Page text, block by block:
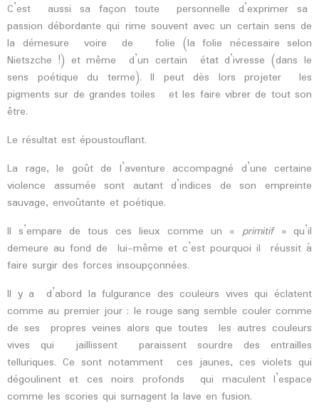
C’est aussi sa façon toute personnelle d’exprimer sa
passion débordante qui rime souvent avec un certain sens de
la démesure voire de folie (la folie nécessaire selon
Nietszche !) et même d’un certain état d’ivresse (dans le
sens poétique du terme). Il peut dès lors projeter les
pigments sur de grandes toiles et les faire vibrer de tout son
être.
Le résultat est époustouflant.
La rage, le goût de l’aventure accompagné d’une certaine
violence assumée sont autant d’indices de son empreinte
sauvage, envoûtante et poétique.
Il s’empare de tous ces lieux comme un « primitif» qu’il
demeure au fond de lui-même et c’est pourquoi il réussit à
faire surgir des forces insoupçonnées.
Il y a d’abord la fulgurance des couleurs vives qui éclatent
comme au premier jour : le rouge sang semble couler comme
de ses propres veines alors que toutes les autres couleurs
vives qui jaillissent paraissent sourdre des entrailles
telluriques. Ce sont notamment ces jaunes, ces violets qui
dégoulinent et ces noirs profonds qui maculent l’espace
comme les scories qui surnagent la lave en fusion.